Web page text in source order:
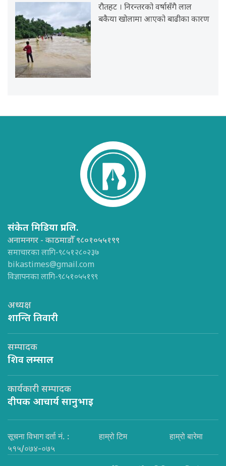
रौतहट । निरन्तरको वर्षासँगै लाल
बकैया खोलामा आएको बाढीका कारण
संकेत मिडिया प्रा.लि.
अनामनगर - काठमाडौँ ९८०१०५५१९९
समाचारका लागि-९८५१२८०२३७
bikastimes@gmail.com
विज्ञापनका लागि-९८५१०५५१९९
अध्यक्ष
शान्ति तिवारी
सम्पादक
शिव लम्साल
कार्यकारी सम्पादक
दीपक आचार्य सानुभाइ
सूचना विभाग दर्ता नं. :
५१५/०७४-०७५
हाम्रो टिम हाम्रो बारेमा